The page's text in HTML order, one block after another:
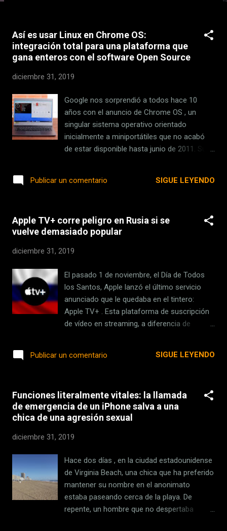
Así es usar Linux en Chrome OS:
integración total para una plataforma que
gana enteros con el software Open Source
diciembre 31, 2019
Google nos sorprendió a todos hace 10
años con el anuncio de Chrome OS , un
singular sistema operativo orientado
inicialmente a miniportátiles que no acabó
de estar disponible hasta junio de 2011. Su
años, y en los últimos tiempos se ha
que hacía, sino trabajar conjuntamente tanto
con aplicaciones Android como con
aplicaciones Linux . Hemos querido saber
de Linux, y lo cierto es que nos hemos
llevado una agradable sorpresa. Linux ya
asomó la patita en los Chromebooks
anteriormente Hasta ahora había otras
opciones para poder ejecutar aplicaciones
en marcha el proyecto Crouton con el que
instancia del sistema operati...
Publicar un comentario SIGUE LEYENDO
Apple TV+ corre peligro en Rusia si se
vuelve demasiado popular
diciembre 31, 2019
El pasado 1 de noviembre, el Día de Todos
los Santos, Apple lanzó el último servicio
anunciado que le quedaba en el tintero:
Apple TV+ . Esta plataforma de suscripción
de vídeo en streaming, a diferencia de
contenido original en su catálogo , nada de
pocos títulos, siendo esta la principal queja
de los usuarios, la compañía va añadiendo
poco a poco más contenido . Una de las
últimas ficciones que llegó a Apple TV+ es '
actores reconocidos como Octavia Spencer,
Aaron Paul y Lizzy Caplan. Aunque no tiene
una base de suscriptores tan consolidada
como la de las alternativas mencionadas,
Apple está regalando un año a los que
Publicar un comentario SIGUE LEYENDO
Funciones literalmente vitales: la llamada
de emergencia de un iPhone salva a una
chica de una agresión sexual
diciembre 31, 2019
Hace dos días , en la ciudad estadounidense
de Virginia Beach, una chica que ha preferido
mantener su nombre en el anonimato
estaba paseando cerca de la playa. De
repente, un hombre que no despertaba